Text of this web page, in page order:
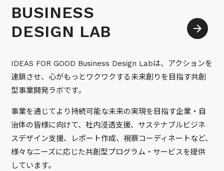
BUSINESS
DESIGN LAB
IDEAS FOR GOOD Business Design Labは、アクションを
連鎖させ、心がもっとワクワクする未来創りを目指す共創
型事業開発ラボです。
事業を通じてより持続可能な未来の実現を目指す企業・自
治体の皆様に向けて、社内浸透支援、サステナブルビジネ
スデザイン支援、レポート作成、視察コーディネートなど、
様々なニーズに応じた共創型プログラム・サービスを提供
しています。